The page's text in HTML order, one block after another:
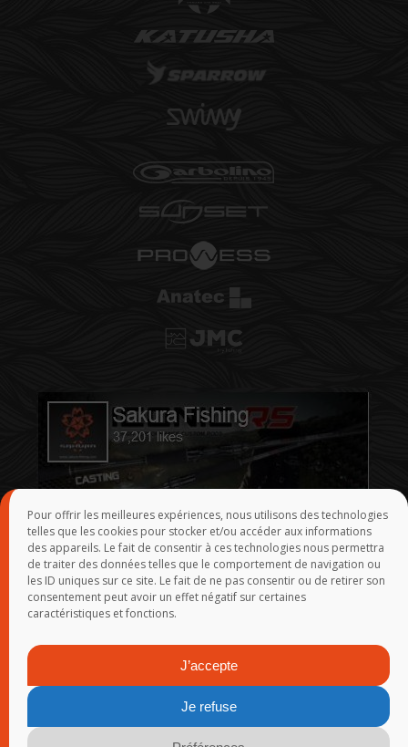
Pour offrir les meilleures expériences, nous utilisons des technologies
telles que les cookies pour stocker et/ou accéder aux informations
des appareils. Le fait de consentir à ces technologies nous permettra
de traiter des données telles que le comportement de navigation ou
les ID uniques sur ce site. Le fait de ne pas consentir ou de retirer son
consentement peut avoir un effet négatif sur certaines
caractéristiques et fonctions.
J’accepte
Je refuse